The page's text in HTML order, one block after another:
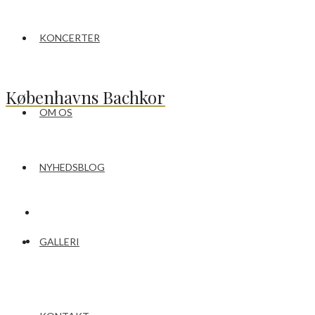
KONCERTER
OM OS
Københavns Bachkor
NYHEDSBLOG
GALLERI